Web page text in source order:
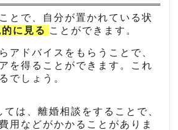
とで、自分が置かれている状
に見る ことができます。
アドバイスをもらうことで、
を得ることができます。これ
でしょう。
ては、離婚相談をすることで、
用などがかかることがありま